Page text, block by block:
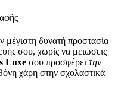
μέγιστη δυνατή προστασία
σου, χωρίς να μειώσεις
Luxe σου προσφέρει την
χάρη στην σχολαστικά